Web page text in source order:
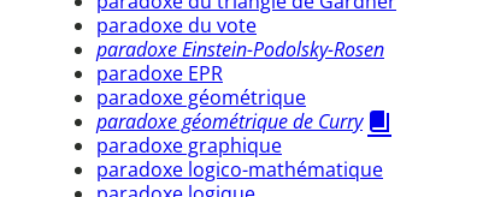
paradoxe du vote
paradoxe Einstein-Podolsky-Rosen
paradoxe EPR
paradoxe géométrique
paradoxe géométrique de Curry
paradoxe graphique
paradoxe logico-mathématique